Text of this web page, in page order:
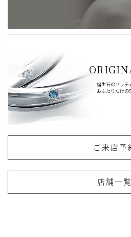
誕生石のセッテ
おふたりだけの
ご来店予
店舗一覧